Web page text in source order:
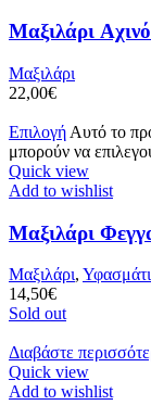
Μαξιλάρι
Μαξιλάρι
22,00€
Επιλογή Αυτό το
μπορούν να
Quick view
Add to wishlist
Μαξιλάρι
Μαξιλάρι,
14,50€
Sold out
Διαβάστε
Quick view
Add to wishlist